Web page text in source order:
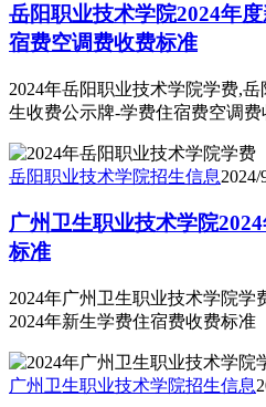
岳阳职业技术学院2024年
宿费空调费收费标准
2024年岳阳职业技术学院学费,
生收费公示牌-学费住宿费空调
岳阳职业技术学院招生信息2024/
广州卫生职业技术学院
标准
2024年广州卫生职业技术学院学
2024年新生学费住宿费收费标准
广州卫生职业技术学院招生信息